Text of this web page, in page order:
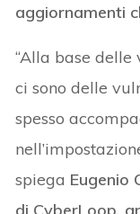
aggiornamenti
“Alla base
ci sono delle
spesso
spiega Eugenio
di CyberLoop,